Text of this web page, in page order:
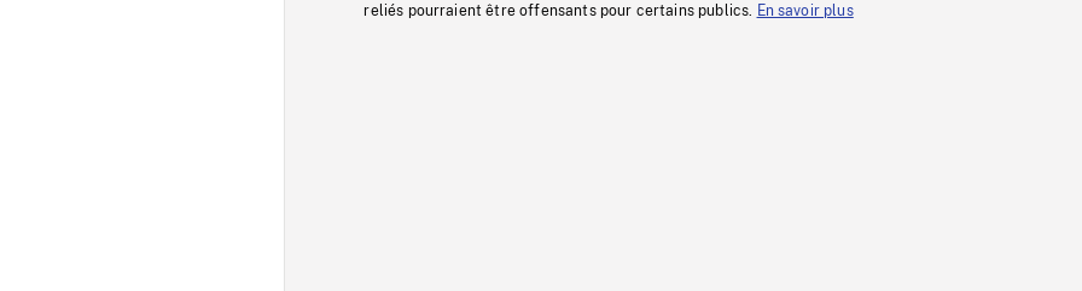
reliés pourraient être offensants pour certains publics.
En savoir plus